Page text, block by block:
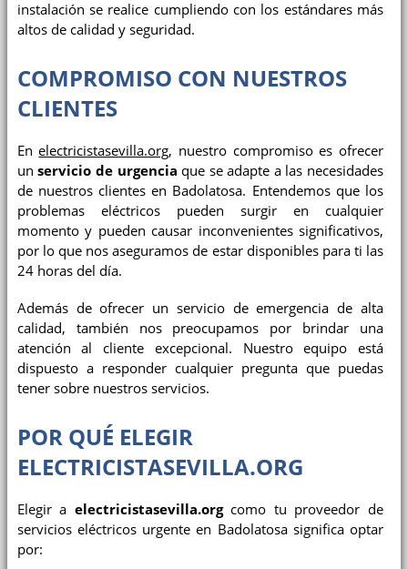
instalación se realice cumpliendo con los estándares más
altos de calidad y seguridad.
COMPROMISO CON NUESTROS
CLIENTES
Enelectricistasevilla.org, nuestro compromiso es ofrecer
unservicio de urgencia que se adapte a las necesidades
de nuestros clientes en Badolatosa. Entendemos que los
problemas eléctricos pueden surgir en cualquier
momento y pueden causar inconvenientes significativos,
por lo que nos aseguramos de estar disponibles para ti las
24 horas del día.
Además de ofrecer un servicio de emergencia de alta
calidad, también nos preocupamos por brindar una
atención al cliente excepcional. Nuestro equipo está
dispuesto a responder cualquier pregunta que puedas
tener sobre nuestros servicios.
POR QUÉ ELEGIR
ELECTRICISTASEVILLA.ORG
Elegir a electricistasevilla.orgcomo tu proveedor de
servicios eléctricos urgente en Badolatosa significa optar
por: